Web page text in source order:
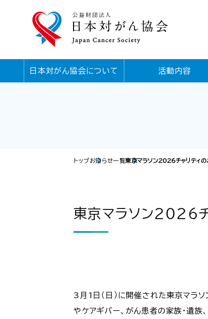
日本対がん協会について 活動内容
トップお知らせ一覧東京マラソン2026チャリティの
東京マラソン2026
3月1日（日）に開催された東京マラ
やケアギバー、がん患者の家族・遺